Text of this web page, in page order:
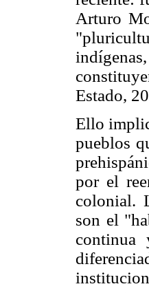
Arturo
Estado,
Ello
pueblos
por el
colonial.
son el
continua